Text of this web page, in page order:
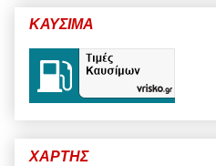
ΚΑΥΣΙΜΑ
ΧΑΡΤΗΣ